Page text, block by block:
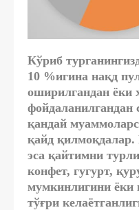
Кўриб
10 %игина нақд
оширилгандан ёки
фойдаланилгандан
қандай
қайд қилмоқдалар.
эса қайтимни
конфет, гугурт,
мумкинлигини ёки
тўғри